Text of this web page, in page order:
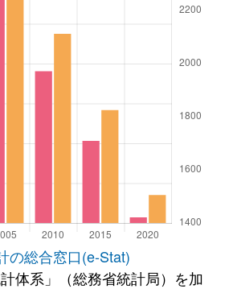
の総合窓口(e-Stat)
計体系」（総務省統計局）を加